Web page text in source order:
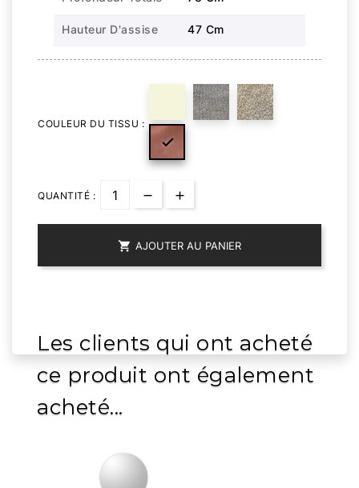
Hauteur D'assise 47 Cm
COULEUR DU TISSU :

QUANTITÉ :
 AJOUTER AU PANIER
Les clients qui ont acheté
ce produit ont également
acheté...